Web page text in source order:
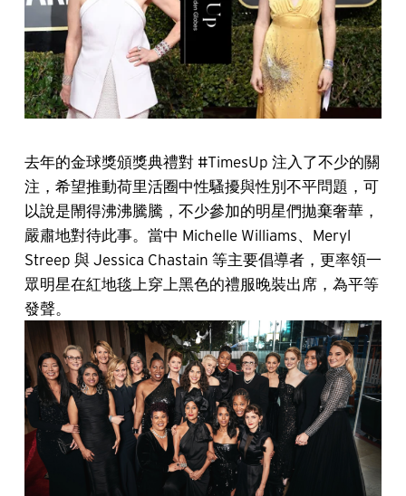
去年的金球獎頒獎典禮對 #TimesUp 注入了不少的關
注，希望推動荷里活圈中性騷擾與性別不平問題，可
以說是閙得沸沸騰騰，不少參加的明星們拋棄奢華，
嚴肅地對待此事。當中 Michelle Williams、Meryl
Streep 與 Jessica Chastain 等主要倡導者，更率領一
眾明星在紅地毯上穿上黑色的禮服晚裝出席，為平等
發聲。